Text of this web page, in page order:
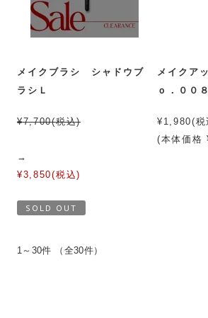
メイクブラシ シャドウブ
ラシＬ
¥7,700(税込)
→
¥3,850(税込)
SOLD OUT
メイクア
ｏ．００
¥1,980(税
(本体価格
1～30件 （全30件）